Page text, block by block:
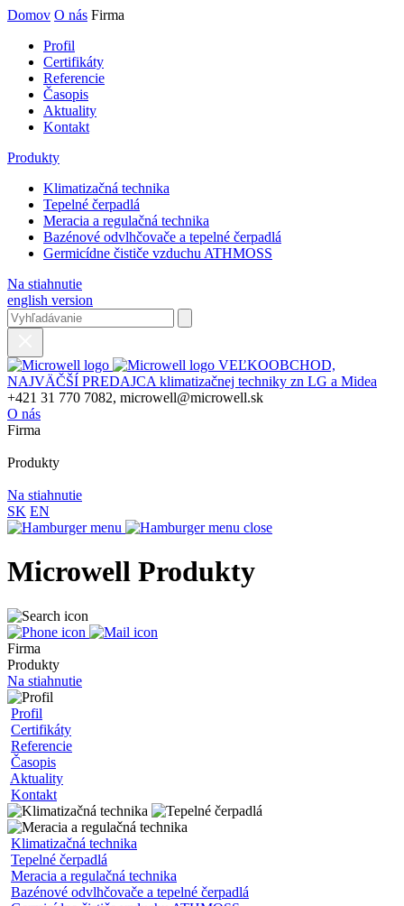
Domov O nás Firma
Profil
Certifikáty
Referencie
Časopis
Aktuality
Kontakt
Produkty
Klimatizačná technika
Tepelné čerpadlá
Meracia a regulačná technika
Bazénové odvlhčovače a tepelné čerpadlá
Germicídne čističe vzduchu ATHMOSS
Na stiahnutie
english version
VEĽKOOBCHOD,
NAJVÄČŠÍ PREDAJCA klimatizačnej techniky zn LG a Midea
+421 31 770 7082, microwell@microwell.sk
O nás
Firma
Produkty
Na stiahnutie
SK EN
Microwell Produkty
Firma
Produkty
Na stiahnutie
Profil
Certifikáty
Referencie
Časopis
Aktuality
Kontakt
Klimatizačná technika
Tepelné čerpadlá
Meracia a regulačná technika
Bazénové odvlhčovače a tepelné čerpadlá